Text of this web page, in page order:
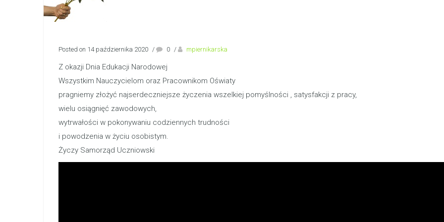
Posted on 14 października 2020 / 0 / mpiernikarska
Z okazji Dnia Edukacji Narodowej
Wszystkim Nauczycielom oraz Pracownikom Oświaty
pragniemy złożyć najserdeczniejsze życzenia wszelkiej pomyślności , satysfakcji z pracy,
wielu osiągnięć zawodowych,
wytrwałości w pokonywaniu codziennych trudności
i powodzenia w życiu osobistym.
Życzy Samorząd Uczniowski